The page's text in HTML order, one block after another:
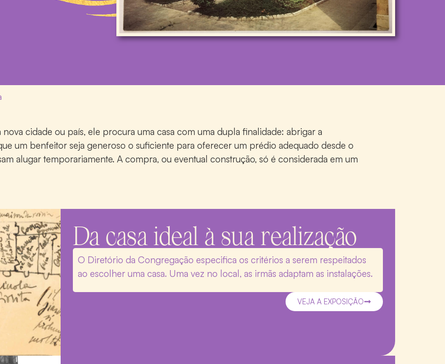
cidade ou país, ele procura uma casa com uma dupla finalidade: abrigar a
um benfeitor seja generoso o suficiente para oferecer um prédio adequado desde o
alugar temporariamente. A compra, ou eventual construção, só é considerada em um
Da casa ideal à sua realização
O Diretório da Congregação especifica os critérios a serem respeitados
ao escolher uma casa. Uma vez no local, as irmãs adaptam as instalações.
VEJA A EXPOSIÇÃO